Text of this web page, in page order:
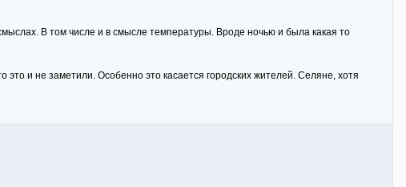
В том числе и в смысле температуры. Вроде ночью и была какая то
и не заметили. Особенно это касается городских жителей. Селяне, хотя